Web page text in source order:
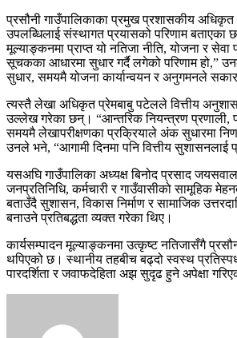
प्रसौनी गाउँपालिकाका प्रमुख प्रशासकीय
उपलब्धिलाई संस्थागत प्रयासको परिणाम बताएका
मूल्याङ्कनमा प्राप्त यो नतिजा नीति, योजना र सेवा
सूचकका आधारमा सुधार गर्दै लगेको परिणाम हो,”
सुधार, समयमै योजना कार्यान्वयन र अनुगमनले
त्यस्तै लेखा अधिकृत प्रेमबाबु पटेलले वित्तीय
उल्लेख गरेका छन्। “आन्तरिक नियन्त्रण प्रणाली,
समयमै लेखापरीक्षणका प्रक्रियाले अंक सुधारमा
उनले भने, “आगामी दिनमा पनि वित्तीय सुशासनलाई
यसअघि गाउँपालिका अध्यक्ष बिनोद प्रसाद
जनप्रतिनिधि, कर्मचारी र गाउँवासीको सामूहिक
बताउँदै सुशासन, विकास निर्माण र सामाजिक
बनाउने प्रतिबद्धता व्यक्त गरेका थिए।
कार्यसम्पादन मूल्याङ्कनमा उत्कृष्ट नतिजासँगै
थपिएको छ। स्थानीय तहबीच बढ्दो स्वस्थ
पारदर्शिता र जवाफदेहिता अझ सुदृढ हुने अपेक्षा